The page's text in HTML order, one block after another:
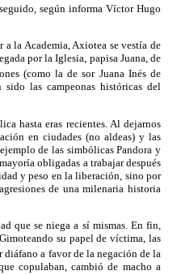
según informa Víctor Hugo
a la Academia, Axiotea se vestía de
por la Iglesia, papisa Juana, de
(como la de sor Juana Inés de
las campeonas históricas del
hasta eras recientes. Al dejarnos
en ciudades (no aldeas) y las
de las simbólicas Pandora y
obligadas a trabajar después
y peso en la liberación, sino por
de una milenaria historia
que se niega a sí mismas. En fin,
su papel de víctima, las
a favor de la negación de la
copulaban, cambió de macho a